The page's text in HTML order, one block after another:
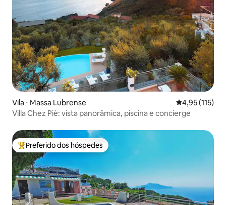
Vila ⋅ Massa Lubrense 4,95 de uma
4,95 (115)
Villa Chez Piè: vista panorâmica, piscina e concierge
Entre os melhores preferidos dos hóspedes
Preferido dos hóspedes